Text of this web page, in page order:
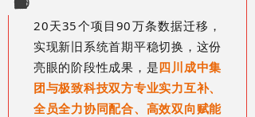
20天35个项目90万条数据迁移，
实现新旧系统首期平稳切换，这份
亮眼的阶段性成果，是四川成中集
团与极致科技双方专业实力互补、
全员全力协同配合、高效双向赋能